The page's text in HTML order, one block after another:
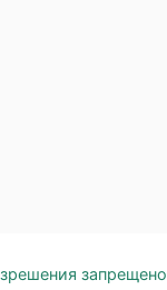
запрещено